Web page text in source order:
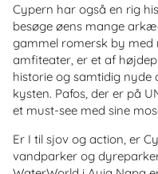
Cypern har også en rig
besøge øens mange
gammel romersk by med
amfiteater, er et af
historie og samtidig nyde
kysten. Pafos, der er på
et must-see med sine
Er I til sjov og action, er
vandparker og